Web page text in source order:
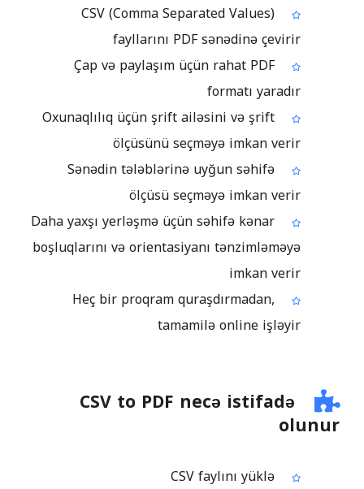
CSV (Comma Separated Values)
fayllarını PDF sənədinə çevirir
Çap və paylaşım üçün rahat PDF
formatı yaradır
Oxunaqlılıq üçün şrift ailəsini və şrift
ölçüsünü seçməyə imkan verir
Sənədin tələblərinə uyğun səhifə
ölçüsü seçməyə imkan verir
Daha yaxşı yerləşmə üçün səhifə kənar
boşluqlarını və orientasiyanı tənzimləməyə
imkan verir
Heç bir proqram quraşdırmadan,
tamamilə online işləyir
CSV to PDF necə istifadə
olunur